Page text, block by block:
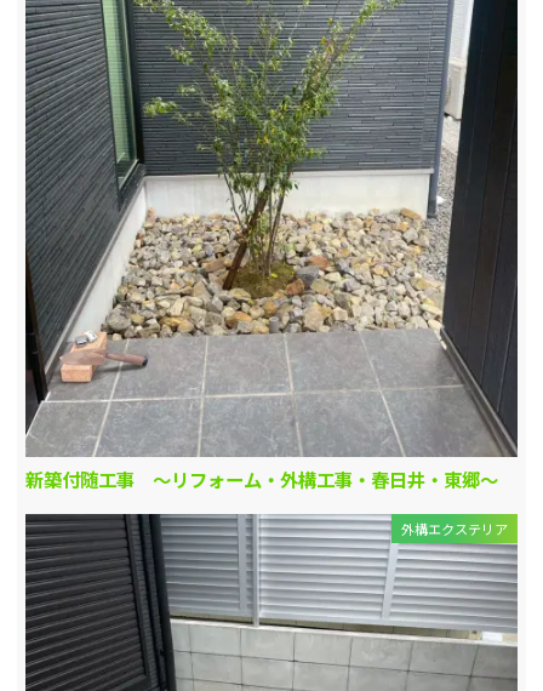
新築付随工事 ～リフォーム・外構工事・春日井・東郷～
外構エクステリア